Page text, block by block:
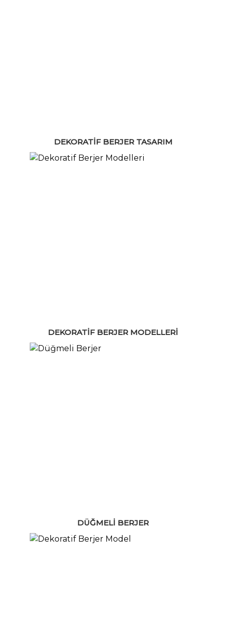
DEKORATIF BERJER TASARIM
DEKORATIF BERJER MODELLERI
DÜĞMELI BERJER